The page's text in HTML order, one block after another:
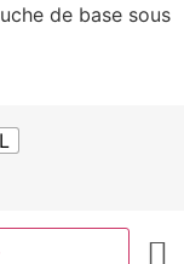
de base sous